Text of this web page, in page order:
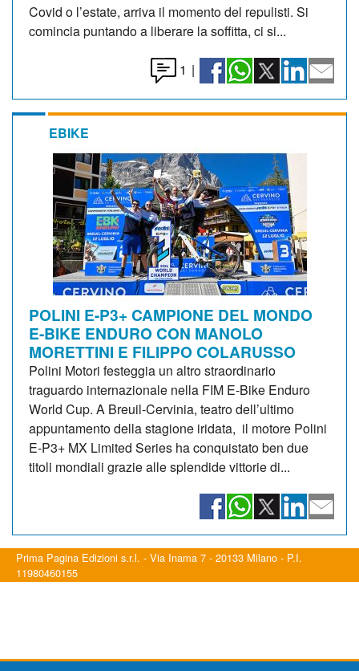
Covid o l’estate, arriva il momento del repulisti. Si
comincia puntando a liberare la soffitta, ci si...
1 |
EBIKE
POLINI E-P3+ CAMPIONE DEL MONDO
E-BIKE ENDURO CON MANOLO
MORETTINI E FILIPPO COLARUSSO
Polini Motori festeggia un altro straordinario
traguardo internazionale nella FIM E-Bike Enduro
World Cup. A Breuil-Cervinia, teatro dell’ultimo
appuntamento della stagione iridata, il motore Polini
E-P3+ MX Limited Series ha conquistato ben due
titoli mondiali grazie alle splendide vittorie di...
Prima Pagina Edizioni s.r.l. - Via Inama 7 - 20133 Milano - P.I.
11980460155